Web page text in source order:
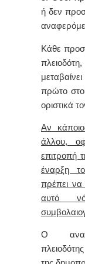
ή δεν
Κάθε
πρώτο
οριστικά
Αν
άλλου,
επιτροπή
έναρξη
πρέπει να
αυτό
Ο